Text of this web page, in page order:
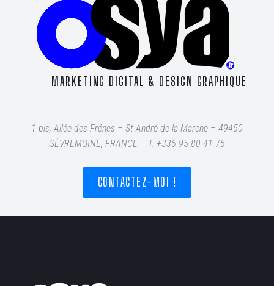
MARKETING DIGITAL & DESIGN GRAPHIQUE
1 bis, Allée des Frênes – St André de la Marche – 49450
SÈVREMOINE, FRANCE – T. +336 95 80 41 75
CONTACTEZ-MOI !